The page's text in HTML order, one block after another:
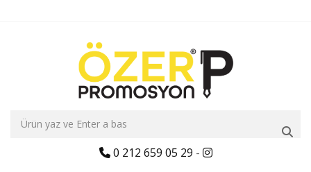
0 212 659 05 29 -